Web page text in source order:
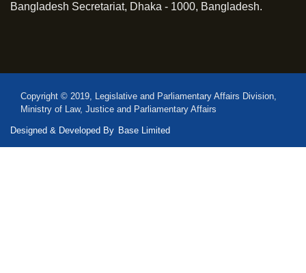
Bangladesh Secretariat, Dhaka - 1000, Bangladesh.
Copyright © 2019, Legislative and Parliamentary Affairs Division,
Ministry of Law, Justice and Parliamentary Affairs
Designed & Developed By Base Limited